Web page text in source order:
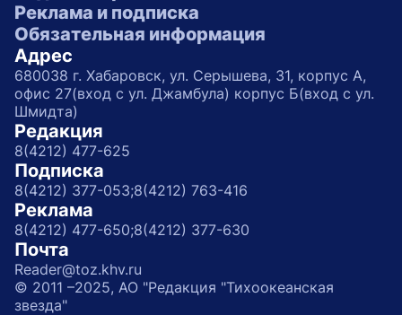
Реклама и подписка
Обязательная информация
Адрес
680038 г. Хабаровск, ул. Серышева, 31, корпус А,
офис 27(вход с ул. Джамбула) корпус Б(вход с ул.
Шмидта)
Редакция
8(4212) 477-625
Подписка
8(4212) 377-053;8(4212) 763-416
Реклама
8(4212) 477-650;8(4212) 377-630
Почта
Reader@toz.khv.ru
© 2011 –2025, АО "Редакция "Тихоокеанская
звезда"